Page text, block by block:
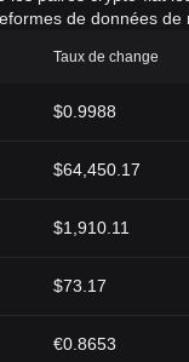
de données
Taux de change
$0.9988
$64,450.17
$1,910.11
$73.17
€0.8653